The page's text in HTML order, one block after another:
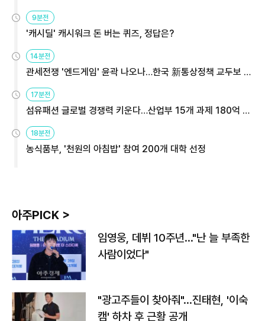
9분전
'캐시딜' 캐시워크 돈 버는 퀴즈, 정답은?
14분전
관세전쟁 '엔드게임' 윤곽 나오나…한국 新통상정책 교두보 활
용해야
17분전
섬유패션 글로벌 경쟁력 키운다…산업부 15개 과제 180억 지
원
18분전
농식품부, '천원의 아침밥' 참여 200개 대학 선정
아주PICK >
임영웅, 데뷔 10주년…"난 늘 부족한
사람이었다"
"광고주들이 찾아줘"…진태현, '이숙
캠' 하차 후 근황 공개